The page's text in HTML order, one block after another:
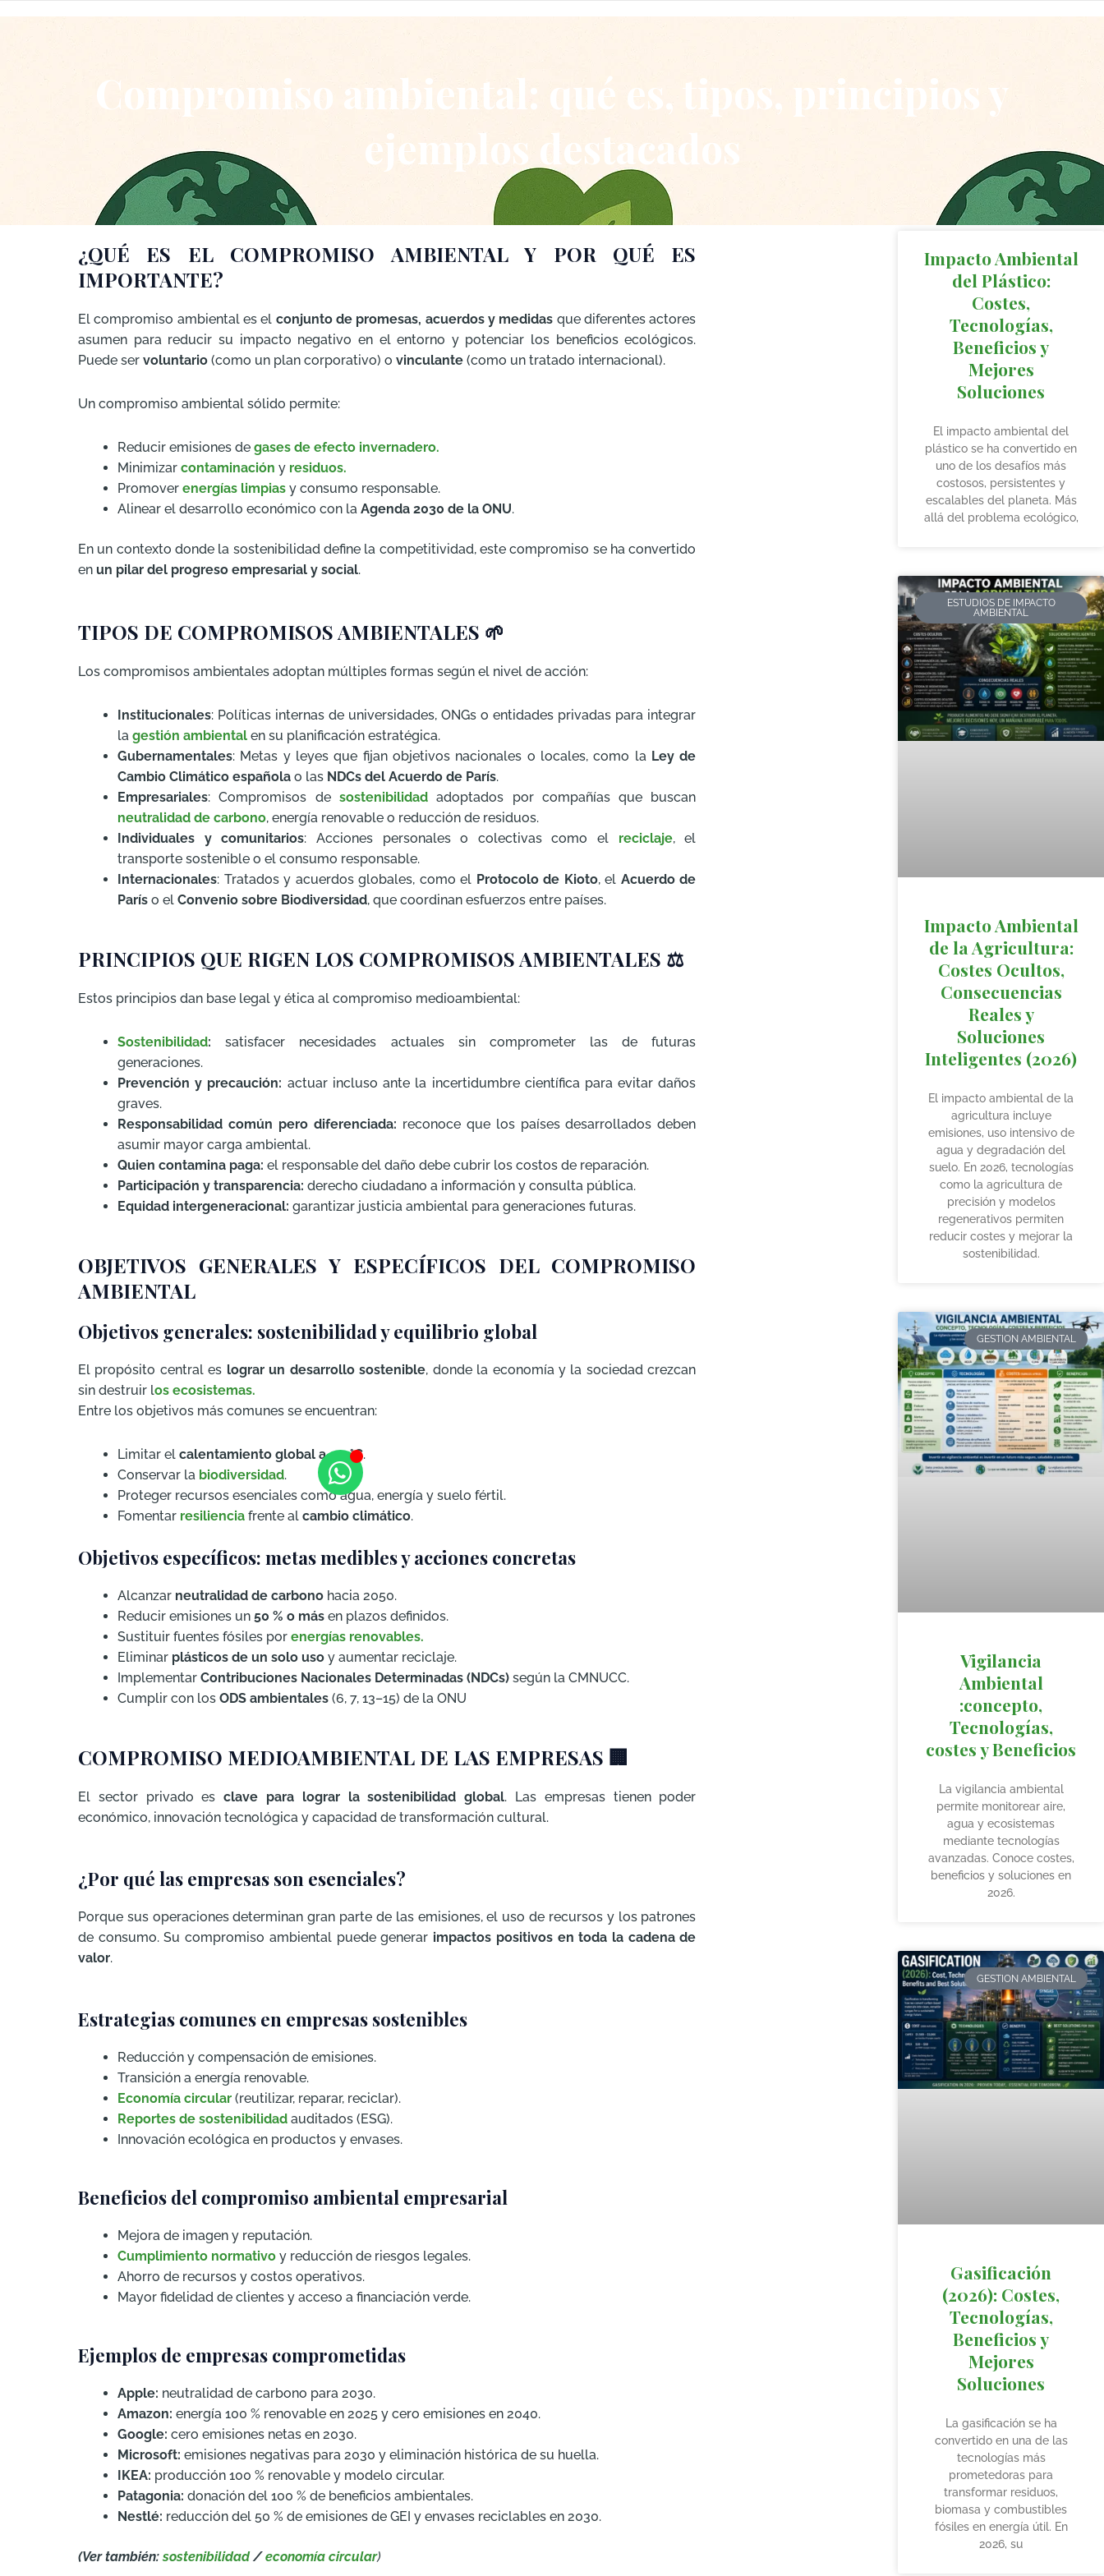
Compromiso ambiental: qué es, tipos, principios y
ejemplos destacados
¿QUÉ ES EL COMPROMISO AMBIENTAL Y POR QUÉ ES
IMPORTANTE?
El compromiso ambiental es el conjunto de promesas, acuerdos y medidas que diferentes actores
asumen para reducir su impacto negativo en el entorno y potenciar los beneficios ecológicos.
Puede ser voluntario (como un plan corporativo) o vinculante (como un tratado internacional).
Un compromiso ambiental sólido permite:
Reducir emisiones de gases de efecto invernadero.
Minimizar contaminación y residuos.
Promover energías limpias y consumo responsable.
Alinear el desarrollo económico con la Agenda 2030 de la ONU.
En un contexto donde la sostenibilidad define la competitividad, este compromiso se ha convertido
en un pilar del progreso empresarial y social.
TIPOS DE COMPROMISOS AMBIENTALES 🌱
Los compromisos ambientales adoptan múltiples formas según el nivel de acción:
Institucionales: Políticas internas de universidades, ONGs o entidades privadas para integrar
la gestión ambiental en su planificación estratégica.
Gubernamentales: Metas y leyes que fijan objetivos nacionales o locales, como la Ley de
Cambio Climático española o las NDCs del Acuerdo de París.
Empresariales: Compromisos desostenibilidadadoptados por compañías que buscan
neutralidad de carbono, energía renovable o reducción de residuos.
Individuales y comunitarios: Acciones personales o colectivas como el reciclaje, el
transporte sostenible o el consumo responsable.
Internacionales: Tratados y acuerdos globales, como el Protocolo de Kioto, el Acuerdo de
París o el Convenio sobre Biodiversidad, que coordinan esfuerzos entre países.
PRINCIPIOS QUE RIGEN LOS COMPROMISOS AMBIENTALES ⚖️
Estos principios dan base legal y ética al compromiso medioambiental:
Sostenibilidad: satisfacer necesidades actuales sin comprometer las de futuras
generaciones.
Prevención y precaución: actuar incluso ante la incertidumbre científica para evitar daños
graves.
Responsabilidad común pero diferenciada: reconoce que los países desarrollados deben
asumir mayor carga ambiental.
Quien contamina paga: el responsable del daño debe cubrir los costos de reparación.
Participación y transparencia: derecho ciudadano a información y consulta pública.
Equidad intergeneracional: garantizar justicia ambiental para generaciones futuras.
OBJETIVOS GENERALES Y ESPECÍFICOS DEL COMPROMISO
AMBIENTAL
Objetivos generales: sostenibilidad y equilibrio global
El propósito central es lograr un desarrollo sostenible, donde la economía y la sociedad crezcan
sin destruir los ecosistemas.
Entre los objetivos más comunes se encuentran:
Limitar el calentamiento global a 1,5 °C.
Conservar la biodiversidad.
Proteger recursos esenciales como agua, energía y suelo fértil.
Fomentar resiliencia frente al cambio climático.
Objetivos específicos: metas medibles y acciones concretas
Alcanzar neutralidad de carbono hacia 2050.
Reducir emisiones un 50 % o más en plazos definidos.
Sustituir fuentes fósiles por energías renovables.
Eliminar plásticos de un solo uso y aumentar reciclaje.
Implementar Contribuciones Nacionales Determinadas (NDCs) según la CMNUCC.
Cumplir con los ODS ambientales (6, 7, 13–15) de la ONU
COMPROMISO MEDIOAMBIENTAL DE LAS EMPRESAS 🏢
El sector privado esclave para lograr la sostenibilidad global. Las empresas tienen poder
económico, innovación tecnológica y capacidad de transformación cultural.
¿Por qué las empresas son esenciales?
Porque sus operaciones determinan gran parte de las emisiones, el uso de recursos y los patrones
de consumo. Su compromiso ambiental puede generar impactos positivos en toda la cadena de
valor.
Estrategias comunes en empresas sostenibles
Reducción y compensación de emisiones.
Transición a energía renovable.
Economía circular (reutilizar, reparar, reciclar).
Reportes de sostenibilidad auditados (ESG).
Innovación ecológica en productos y envases.
Beneficios del compromiso ambiental empresarial
Mejora de imagen y reputación.
Cumplimiento normativo y reducción de riesgos legales.
Ahorro de recursos y costos operativos.
Mayor fidelidad de clientes y acceso a financiación verde.
Ejemplos de empresas comprometidas
Apple: neutralidad de carbono para 2030.
Amazon: energía 100 % renovable en 2025 y cero emisiones en 2040.
Google: cero emisiones netas en 2030.
Microsoft: emisiones negativas para 2030 y eliminación histórica de su huella.
IKEA: producción 100 % renovable y modelo circular.
Patagonia: donación del 100 % de beneficios ambientales.
Nestlé: reducción del 50 % de emisiones de GEI y envases reciclables en 2030.
(Ver también: sostenibilidad/economía circular)
Impacto Ambiental
del Plástico:
Costes,
Tecnologías,
Beneficios y
Mejores
Soluciones
El impacto ambiental del
plástico se ha convertido en
uno de los desafíos más
costosos, persistentes y
escalables del planeta. Más
allá del problema ecológico,
ESTUDIOS DE IMPACTO
AMBIENTAL
Impacto Ambiental
de la Agricultura:
Costes Ocultos,
Consecuencias
Reales y
Soluciones
Inteligentes (2026)
El impacto ambiental de la
agricultura incluye
emisiones, uso intensivo de
agua y degradación del
suelo. En 2026, tecnologías
como la agricultura de
precisión y modelos
regenerativos permiten
reducir costes y mejorar la
sostenibilidad.
GESTION AMBIENTAL
Vigilancia
Ambiental
:concepto,
Tecnologías,
costes y Beneficios
La vigilancia ambiental
permite monitorear aire,
agua y ecosistemas
mediante tecnologías
avanzadas. Conoce costes,
beneficios y soluciones en
2026.
GESTION AMBIENTAL
Gasificación
(2026): Costes,
Tecnologías,
Beneficios y
Mejores
Soluciones
La gasificación se ha
convertido en una de las
tecnologías más
prometedoras para
transformar residuos,
biomasa y combustibles
fósiles en energía útil. En
2026, su